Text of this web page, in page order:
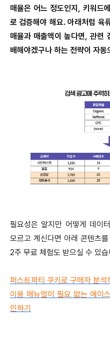
매율은 어느 정도인지, 키워드
로 검증해야 해요. 아래처럼 육
매율과 매출액이 높다면, 관련
배해야겠구나 하는 전략이 자
필요성은 알지만 어떻게 데이
모르고 계신다면 아래 콘텐츠
2주 무료 체험도 받으실 수 있습
퍼스트파티 쿠키로 구매자 분석
이용 매뉴얼이 필요 없는 에이
인하기